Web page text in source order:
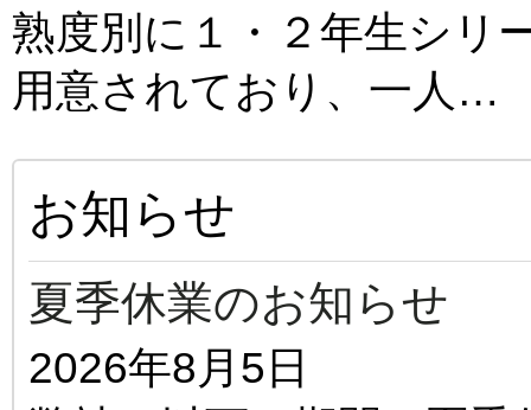
熟度別に１・２年生シリ
用意されており、一人…
お知らせ
夏季休業のお知らせ
2026年8月5日